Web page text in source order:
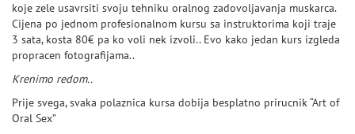
koje zele usavrsiti svoju tehniku oralnog zadovoljavanja muskarca.
Cijena po jednom profesionalnom kursu sa instruktorima koji traje
3 sata, kosta 80€ pa ko voli nek izvoli.. Evo kako jedan kurs izgleda
propracen fotografijama..
Krenimo redom..
Prije svega, svaka polaznica kursa dobija besplatno prirucnik “Art of
Oral Sex”